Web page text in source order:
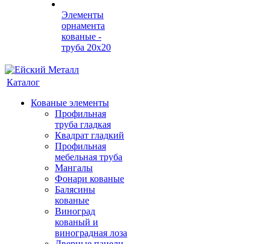
Элементы
орнамента
кованые -
труба 20х20
Каталог
Кованые элементы
Профильная
труба гладкая
Квадрат гладкий
Профильная
мебельная труба
Мангалы
Фонари кованые
Балясины
кованые
Виноград
кованый и
виноградная лоза